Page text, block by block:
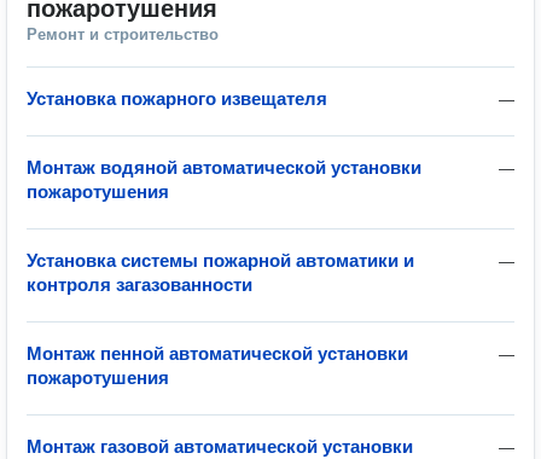
пожаротушения
Ремонт и строительство
—
Установка пожарного извещателя
—
Монтаж водяной автоматической установки
пожаротушения
—
Установка системы пожарной автоматики и
контроля загазованности
—
Монтаж пенной автоматической установки
пожаротушения
—
Монтаж газовой автоматической установки